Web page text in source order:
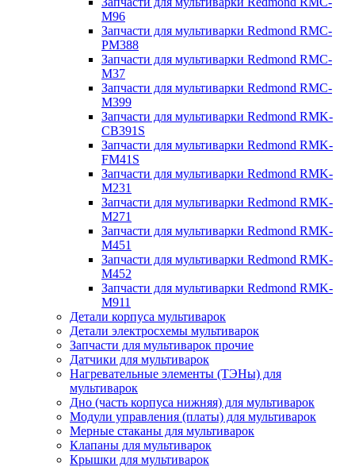
M96
Запчасти для мультиварки Redmond RMC-
PM388
Запчасти для мультиварки Redmond RMC-
M37
Запчасти для мультиварки Redmond RMC-
M399
Запчасти для мультиварки Redmond RMK-
CB391S
Запчасти для мультиварки Redmond RMK-
FM41S
Запчасти для мультиварки Redmond RMK-
M231
Запчасти для мультиварки Redmond RMK-
M271
Запчасти для мультиварки Redmond RMK-
M451
Запчасти для мультиварки Redmond RMK-
M452
Запчасти для мультиварки Redmond RMK-
M911
Детали корпуса мультиварок
Детали электросхемы мультиварок
Запчасти для мультиварок прочие
Датчики для мультиварок
Нагревательные элементы (ТЭНы) для
мультиварок
Дно (часть корпуса нижняя) для мультиварок
Модули управления (платы) для мультиварок
Мерные стаканы для мультиварок
Клапаны для мультиварок
Крышки для мультиварок